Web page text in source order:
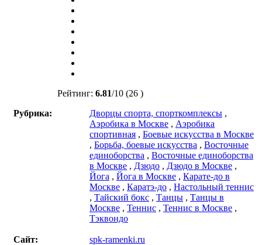
Рейтинг: 6.81/10 (26 )
Рубрика:
Дворцы спорта, спорткомплексы ,
Аэробика в Москве , Аэробика
спортивная , Боевые искусства в Москве
, Борьба, боевые искусства , Восточные
единоборства , Восточные единоборства
в Москве , Дзюдо , Дзюдо в Москве ,
Йога , Йога в Москве , Карате-до в
Москве , Каратэ-до , Настольный теннис
, Тайский бокс , Танцы , Танцы в
Москве , Теннис , Теннис в Москве ,
Тэквондо
Сайт: spk-ramenki.ru